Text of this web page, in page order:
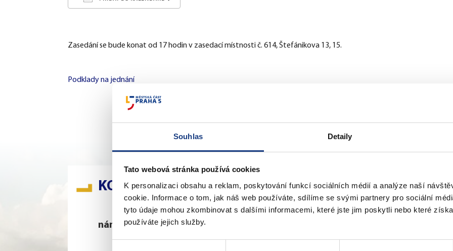
Souhlas Detaily
Tato webová stránka používá cookies
K personalizaci obsahu a reklam, poskytování funkcí sociálních médií a analýze naší
cookie. Informace o tom, jak náš web používáte, sdílíme se svými partnery pro sociální
tyto údaje mohou zkombinovat s dalšími informacemi, které jste jim poskytli nebo které
používáte jejich služby.
Zasedání se bude konat od 17 hodin v zasedací místnosti č. 614, Štefánikova 13, 15.
Podklady na jednání
KONTAKTY
nám. 14. října 4
Podatelna
Informace
Bytové záležitosti